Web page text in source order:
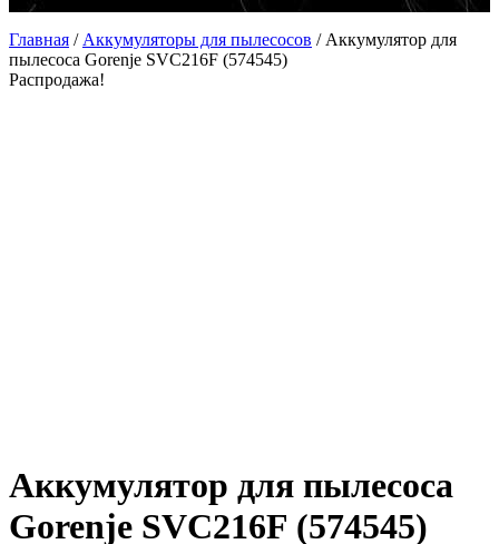
Главная / Аккумуляторы для пылесосов / Аккумулятор для
пылесоса Gorenje SVC216F (574545)
Распродажа!
Аккумулятор для пылесоса
Gorenje SVC216F (574545)